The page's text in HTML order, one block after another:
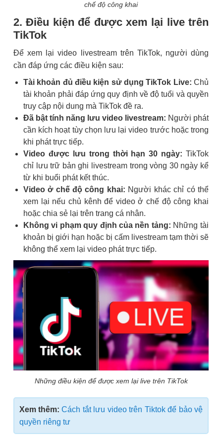
chế độ công khai
2. Điều kiện để được xem lại live trên
TikTok
Để xem lại video livestream trên TikTok, người dùng
cần đáp ứng các điều kiện sau:
Tài khoản đủ điều kiện sử dụng TikTok Live: Chủ
tài khoản phải đáp ứng quy định về độ tuổi và quyền
truy cập nội dung mà TikTok đề ra.
Đã bật tính năng lưu video livestream: Người phát
cần kích hoạt tùy chọn lưu lại video trước hoặc trong
khi phát trực tiếp.
Video được lưu trong thời hạn 30 ngày: TikTok
chỉ lưu trữ bản ghi livestream trong vòng 30 ngày kể
từ khi buổi phát kết thúc.
Video ở chế độ công khai: Người khác chỉ có thể
xem lại nếu chủ kênh để video ở chế độ công khai
hoặc chia sẻ lại trên trang cá nhân.
Không vi phạm quy định của nền tảng: Những tài
khoản bị giới hạn hoặc bị cấm livestream tạm thời sẽ
không thể xem lại video phát trực tiếp.
Những điều kiện để được xem lại live trên TikTok
Xem thêm: Cách tắt lưu video trên Tiktok để bảo vệ
quyền riêng tư